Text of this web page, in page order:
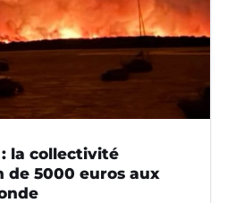
la collectivité
de 5000 euros aux